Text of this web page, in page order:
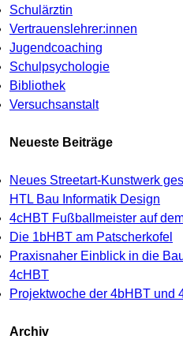
Schulärztin
Vertrauenslehrer:innen
Jugendcoaching
Schulpsychologie
Bibliothek
Versuchsanstalt
Neueste Beiträge
Neues Streetart-Kunstwerk
HTL Bau Informatik Design
4cHBT Fußballmeister auf
Die 1bHBT am Patscherkofel
Praxisnaher Einblick in die
4cHBT
Projektwoche der 4bHBT und
Archiv